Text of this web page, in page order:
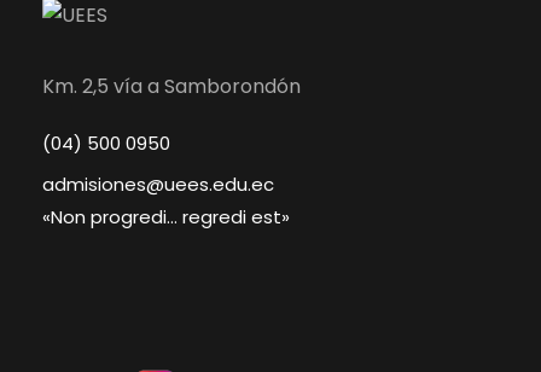
Km. 2,5 vía a Samborondón
(04) 500 0950
admisiones@uees.edu.ec
«Non progredi… regredi est»